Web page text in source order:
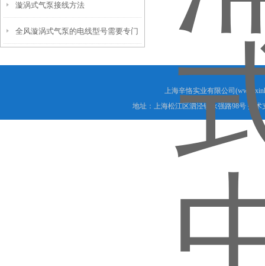
漩涡式气泵接线方法
全风漩涡式气泵的电线型号需要专门
上海辛恪实业有限公司
地址：上海松江区泗泾镇永强路98号 技术